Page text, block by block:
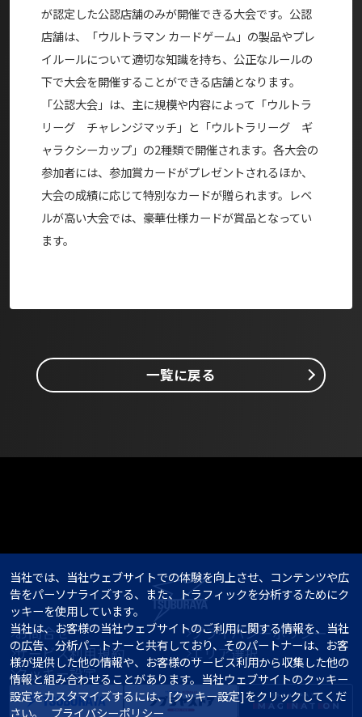
が認定した公認店舗のみが開催できる大会です。公認
店舗は、「ウルトラマン カードゲーム」の製品やプレ
イルールについて適切な知識を持ち、公正なルールの
下で大会を開催することができる店舗となります。
「公認大会」は、主に規模や内容によって「ウルトラ
リーグ チャレンジマッチ」と「ウルトラリーグ ギ
ャラクシーカップ」の2種類で開催されます。各大会の
参加者には、参加賞カードがプレゼントされるほか、
大会の成績に応じて特別なカードが贈られます。レベ
ルが高い大会では、豪華仕様カードが賞品となってい
ます。
一覧に戻る
お問合せ
プライバシーポリシー
サービス利用規約
エリア選択
クッキー設定
当社では、当社ウェブサイトでの体験を向上させ、コンテンツや広
告をパーソナライズする、また、トラフィックを分析するためにク
ッキーを使用しています。
当社は、お客様の当社ウェブサイトのご利用に関する情報を、当社
の広告、分析パートナーと共有しており、そのパートナーは、お客
様が提供した他の情報や、お客様のサービス利用から収集した他の
情報と組み合わせることがあります。当社ウェブサイトのクッキー
設定をカスタマイズするには、[クッキー設定]をクリックしてくだ
さい。 プライバシーポリシー